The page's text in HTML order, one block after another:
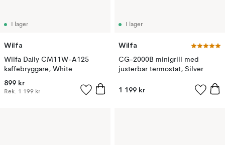
I lager
Wilfa
Wilfa Daily CM11W-A125
kaffebryggare, White
899 kr
Rek. 1 199 kr
I lager
Wilfa
CG-2000B minigrill med
justerbar termostat, Silver
1 199 kr